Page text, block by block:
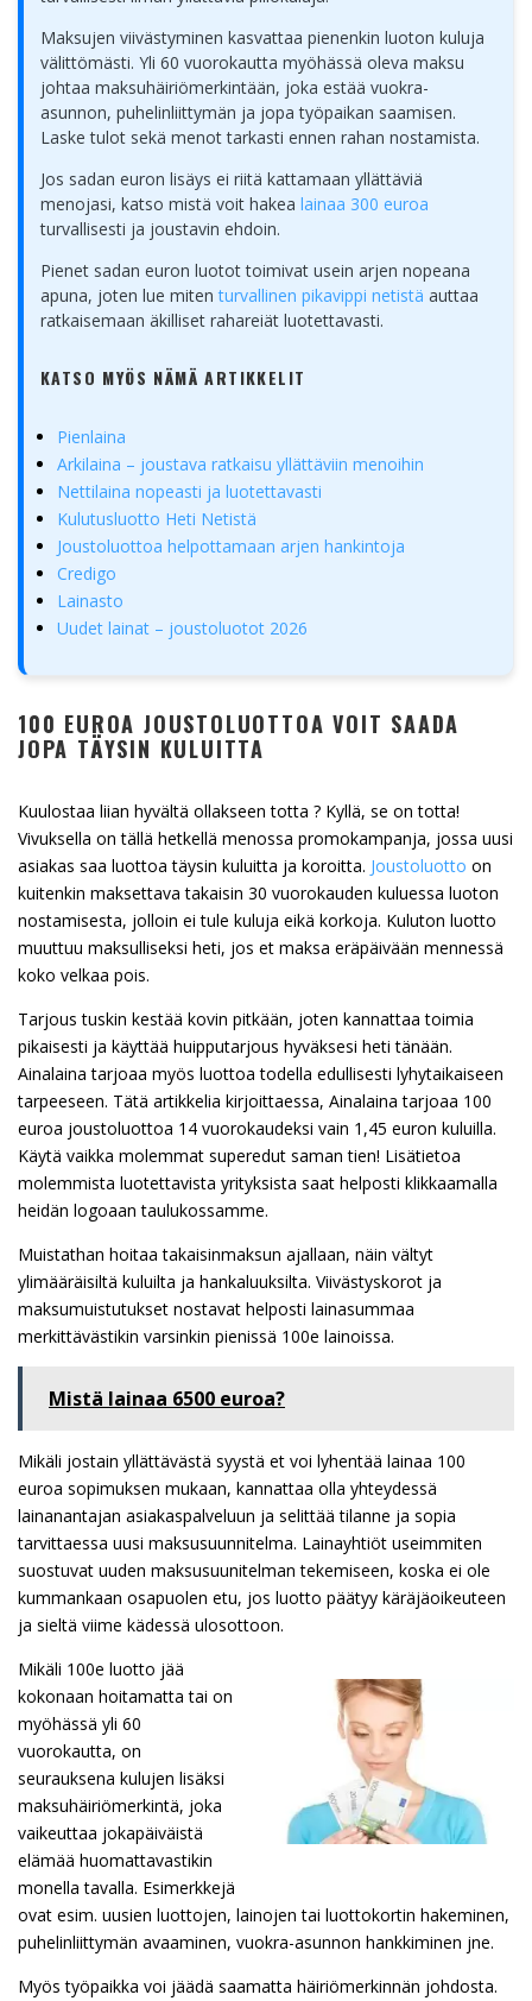
Maksujen viivästyminen kasvattaa pienenkin luoton kuluja
välittömästi. Yli 60 vuorokautta myöhässä oleva maksu
johtaa maksuhäiriömerkintään, joka estää vuokra-
asunnon, puhelinliittymän ja jopa työpaikan saamisen.
Laske tulot sekä menot tarkasti ennen rahan nostamista.
Jos sadan euron lisäys ei riitä kattamaan yllättäviä
menojasi, katso mistä voit hakea lainaa 300 euroa
turvallisesti ja joustavin ehdoin.
Pienet sadan euron luotot toimivat usein arjen nopeana
apuna, joten lue mitenturvallinen pikavippi netistä auttaa
ratkaisemaan äkilliset rahareiät luotettavasti.
KATSO MYÖS NÄMÄ ARTIKKELIT
Pienlaina
Arkilaina – joustava ratkaisu yllättäviin menoihin
Nettilaina nopeasti ja luotettavasti
Kulutusluotto Heti Netistä
Joustoluottoa helpottamaan arjen hankintoja
Credigo
Lainasto
Uudet lainat – joustoluotot 2026
100 EUROA JOUSTOLUOTTOA VOIT SAADA
JOPA TÄYSIN KULUITTA
Kuulostaa liian hyvältä ollakseen totta ? Kyllä, se on totta!
Vivuksella on tällä hetkellä menossa promokampanja, jossa uusi
asiakas saa luottoa täysin kuluitta ja koroitta. Joustoluotto on
kuitenkin maksettava takaisin 30 vuorokauden kuluessa luoton
nostamisesta, jolloin ei tule kuluja eikä korkoja. Kuluton luotto
muuttuu maksulliseksi heti, jos et maksa eräpäivään mennessä
koko velkaa pois.
Tarjous tuskin kestää kovin pitkään, joten kannattaa toimia
pikaisesti ja käyttää huipputarjous hyväksesi heti tänään.
Ainalaina tarjoaa myös luottoa todella edullisesti lyhytaikaiseen
tarpeeseen. Tätä artikkelia kirjoittaessa, Ainalaina tarjoaa 100
euroa joustoluottoa 14 vuorokaudeksi vain 1,45 euron kuluilla.
Käytä vaikka molemmat superedut saman tien! Lisätietoa
molemmista luotettavista yrityksista saat helposti klikkaamalla
heidän logoaan taulukossamme.
Muistathan hoitaa takaisinmaksun ajallaan, näin vältyt
ylimääräisiltä kuluilta ja hankaluuksilta. Viivästyskorot ja
maksumuistutukset nostavat helposti lainasummaa
merkittävästikin varsinkin pienissä 100e lainoissa.
Mistä lainaa 6500 euroa?
Mikäli jostain yllättävästä syystä et voi lyhentää lainaa 100
euroa sopimuksen mukaan, kannattaa olla yhteydessä
lainanantajan asiakaspalveluun ja selittää tilanne ja sopia
tarvittaessa uusi maksusuunnitelma. Lainayhtiöt useimmiten
suostuvat uuden maksusuunitelman tekemiseen, koska ei ole
kummankaan osapuolen etu, jos luotto päätyy käräjäoikeuteen
ja sieltä viime kädessä ulosottoon.
Mikäli 100e luotto jää
kokonaan hoitamatta tai on
myöhässä yli 60
vuorokautta, on
seurauksena kulujen lisäksi
maksuhäiriömerkintä, joka
vaikeuttaa jokapäiväistä
elämää huomattavastikin
monella tavalla. Esimerkkejä
ovat esim. uusien luottojen, lainojen tai luottokortin hakeminen,
puhelinliittymän avaaminen, vuokra-asunnon hankkiminen jne.
Myös työpaikka voi jäädä saamatta häiriömerkinnän johdosta.